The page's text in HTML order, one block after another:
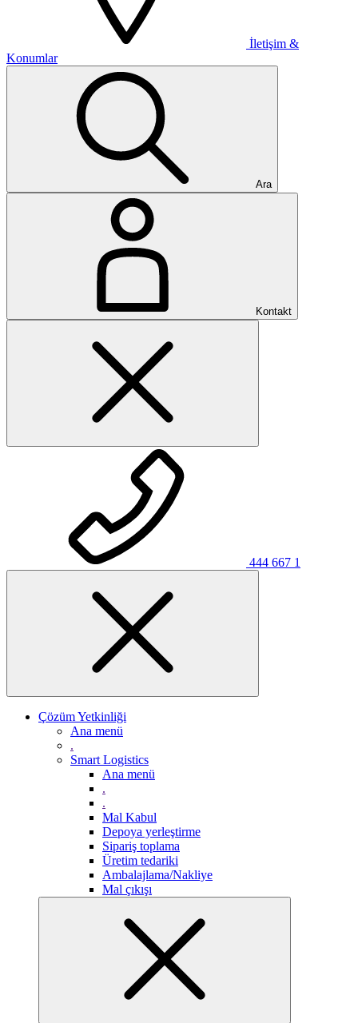
İletişim &
Konumlar
Ara
Kontakt
444 667 1
Çözüm Yetkinliği
Ana menü
.
Smart Logistics
Ana menü
.
.
Mal Kabul
Depoya yerleştirme
Sipariş toplama
Üretim tedariki
Ambalajlama/Nakliye
Mal çıkışı